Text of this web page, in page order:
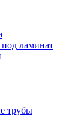
ламинат
трубы